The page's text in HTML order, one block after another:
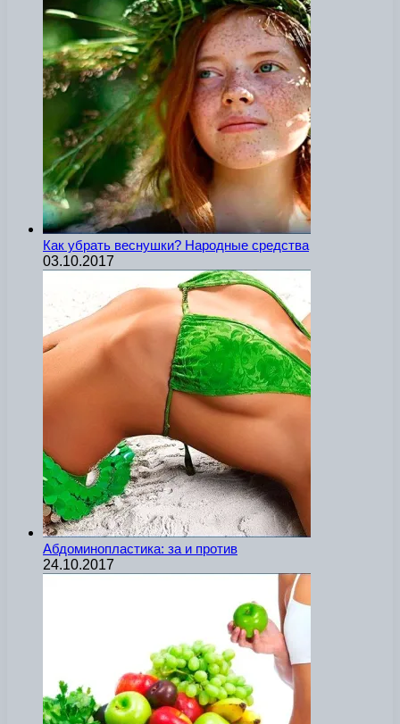
Как убрать веснушки? Народные средства
03.10.2017
Абдоминопластика: за и против
24.10.2017